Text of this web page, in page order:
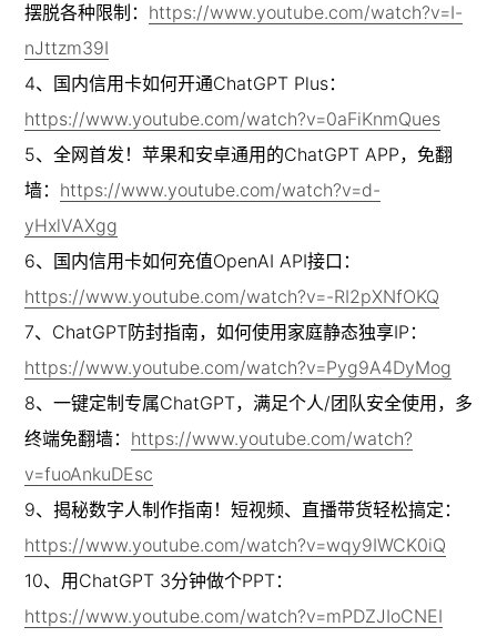
摆脱各种限制： https://www.youtube.com/watch?v=I-
nJttzm39I
4、国内信用卡如何开通ChatGPT Plus：
https://www.youtube.com/watch?v=0aFiKnmQues
5、全网首发！苹果和安卓通用的ChatGPT APP，免翻
墙： https://www.youtube.com/watch?v=d-
yHxlVAXgg
6、国内信用卡如何充值OpenAI API接口：
https://www.youtube.com/watch?v=-RI2pXNfOKQ
7、ChatGPT防封指南，如何使用家庭静态独享IP：
https://www.youtube.com/watch?v=Pyg9A4DyMog
8、一键定制专属ChatGPT，满足个人/团队安全使用，多
终端免翻墙： https://www.youtube.com/watch?
v=fuoAnkuDEsc
9、揭秘数字人制作指南！短视频、直播带货轻松搞定：
https://www.youtube.com/watch?v=wqy9IWCK0iQ
10、用ChatGPT 3分钟做个PPT：
https://www.youtube.com/watch?v=mPDZJIoCNEI